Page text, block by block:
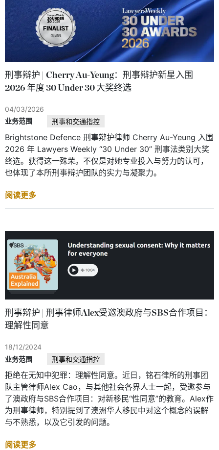
刑事辩护 | Cherry Au-Yeung：刑事辩护新星入围
2026 年度 30 Under 30 大奖终选
04/03/2026
业务范围
刑事和交通指控
Brightstone Defence 刑事辩护律师 Cherry Au-Yeung 入围
2026 年 Lawyers Weekly “30 Under 30” 刑事法类别大奖
终选。获得这一殊荣。不仅是对她专业投入与努力的认可，
也体现了本所刑事辩护团队的实力与凝聚力。
阅读更多
刑事辩护 | 刑事律师Alex受邀澳政府与SBS合作项目：
理解性同意
18/12/2024
业务范围
刑事和交通指控
拒绝在无知中犯罪：理解性同意。近日，铭石律所的刑事团
队主管律师Alex Cao，与其他社会各界人士一起，受邀参与
了澳政府与SBS合作项目：对新移民“性同意”的教育。Alex作
为刑事律师，特别提到了澳洲华人移民中对这个概念的误解
与不熟悉，以及它引发的问题。
阅读更多